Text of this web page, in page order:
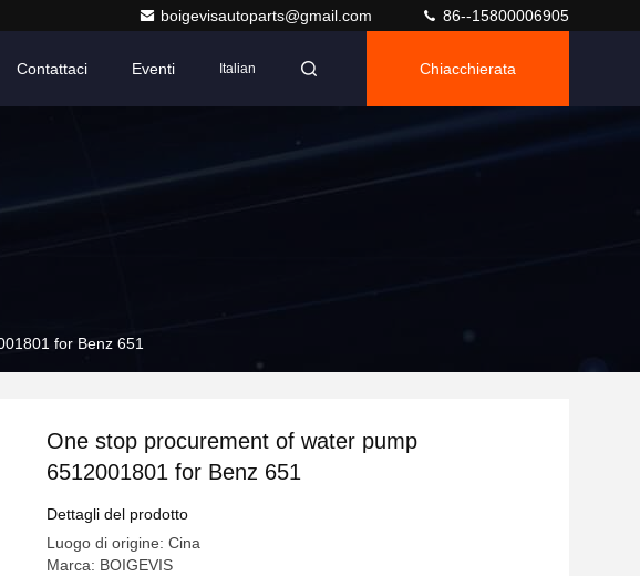
boigevisautoparts@gmail.com 86--15800006905
Contattaci Eventi Italian Chiacchierata
for Benz 651
One stop procurement of water pump
6512001801 for Benz 651
Dettagli del prodotto
Luogo di origine: Cina
Marca: BOIGEVIS